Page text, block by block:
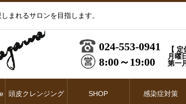
まれるサロンを目指します。
024-553-0941
【 定
月曜
第一
8:00～19:00
頭皮クレンジング SHOP 感染症対策